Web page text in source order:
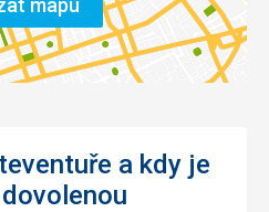
mapu
a kdy je